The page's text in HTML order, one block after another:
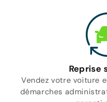
Reprise
Vendez votre voiture
démarches